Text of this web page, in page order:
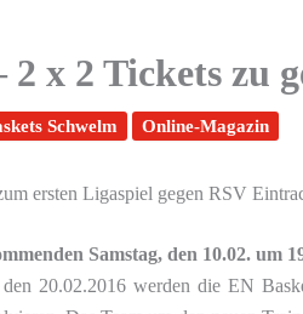
2 x 2 Tickets zu
Schwelm Online-Magazin
ersten Ligaspiel gegen RSV
Samstag, den 10.02. um
20.02.2016 werden die EN